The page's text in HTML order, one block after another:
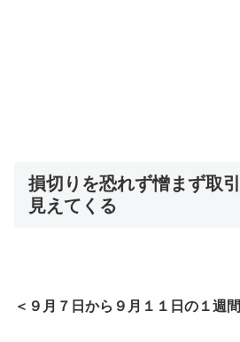
損切りを恐れず憎まず取
見えてくる
＜９月７日から９月１１日の１週